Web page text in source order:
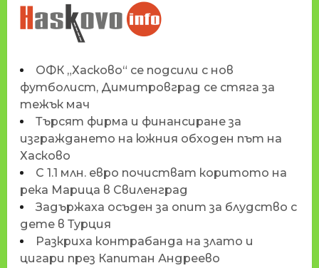
НОВИНИТЕ НА
HASKOVO.INFO
ОФК „Хасково“ се подсили с нов
футболист, Димитровград се стяга за
тежък мач
Търсят фирма и финансиране за
изграждането на южния обходен път на
Хасково
С 1.1 млн. евро почистват коритото на
река Марица в Свиленград
Задържаха осъден за опит за блудство с
дете в Турция
Разкриха контрабанда на злато и
цигари през Капитан Андреево